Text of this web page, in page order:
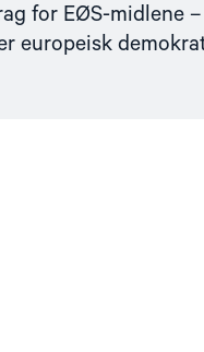
for EØS-midlene –
europeisk